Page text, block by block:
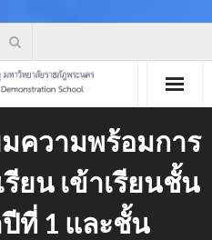
ความพร้อมการ
ยน เข้าเรียนชั้น
ที่ 1 และชั้น